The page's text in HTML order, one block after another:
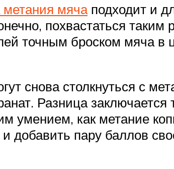
метания мячаподходит и
похвастаться
точным броском мяча в
снова столкнуться с
Разница
умением, как метание
добавить пару баллов